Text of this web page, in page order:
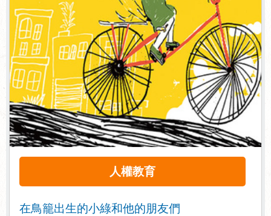
人權教育
在鳥籠出生的小綠和他的朋友們